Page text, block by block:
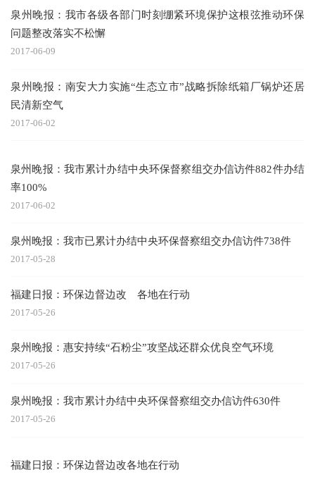
泉州晚报：我市各级各部门时刻绷紧环境保护这根弦推动环保
问题整改落实不松懈
2017-06-09
泉州晚报：南安大力实施“生态立市”战略拆除纸箱厂锅炉还居
民清新空气
2017-06-02
泉州晚报：我市累计办结中央环保督察组交办信访件882件办结
率100%
2017-06-02
泉州晚报：我市已累计办结中央环保督察组交办信访件738件
2017-05-28
福建日报：环保边督边改 各地在行动
2017-05-26
泉州晚报：惠安持续“石粉尘”攻坚战还群众优良空气环境
2017-05-26
泉州晚报：我市累计办结中央环保督察组交办信访件630件
2017-05-26
福建日报：环保边督边改各地在行动